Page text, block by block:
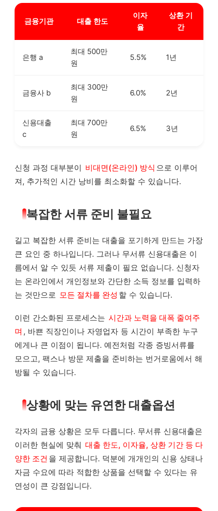
금융기관 대출 한도
이자
율
상환 기
간
은행 a
최대 500만
원
5.5% 1년
금융사 b
최대 300만
원
6.0% 2년
신용대출
c
최대 700만
원
6.5% 3년
신청 과정 대부분이 비대면(온라인) 방식 으로 이루어
져, 추가적인 시간 낭비를 최소화할 수 있습니다.
복잡한 서류 준비 불필요
길고 복잡한 서류 준비는 대출을 포기하게 만드는 가장
큰 요인 중 하나입니다. 그러나 무서류 신용대출은 이
름에서 알 수 있듯 서류 제출이 필요 없습니다. 신청자
는 온라인에서 개인정보와 간단한 소득 정보를 입력하
는 것만으로 모든 절차를 완성 할 수 있습니다.
이런 간소화된 프로세스는 시간과 노력을 대폭 줄여주
며 , 바쁜 직장인이나 자영업자 등 시간이 부족한 누구
에게나 큰 이점이 됩니다. 예전처럼 각종 증빙서류를
모으고, 팩스나 방문 제출을 준비하는 번거로움에서 해
방될 수 있습니다.
상황에 맞는 유연한 대출옵션
각자의 금융 상황은 모두 다릅니다. 무서류 신용대출은
이러한 현실에 맞춰 대출 한도, 이자율, 상환 기간 등 다
양한 조건 을 제공합니다. 덕분에 개개인의 신용 상태나
자금 수요에 따라 적합한 상품을 선택할 수 있다는 유
연성이 큰 강점입니다.